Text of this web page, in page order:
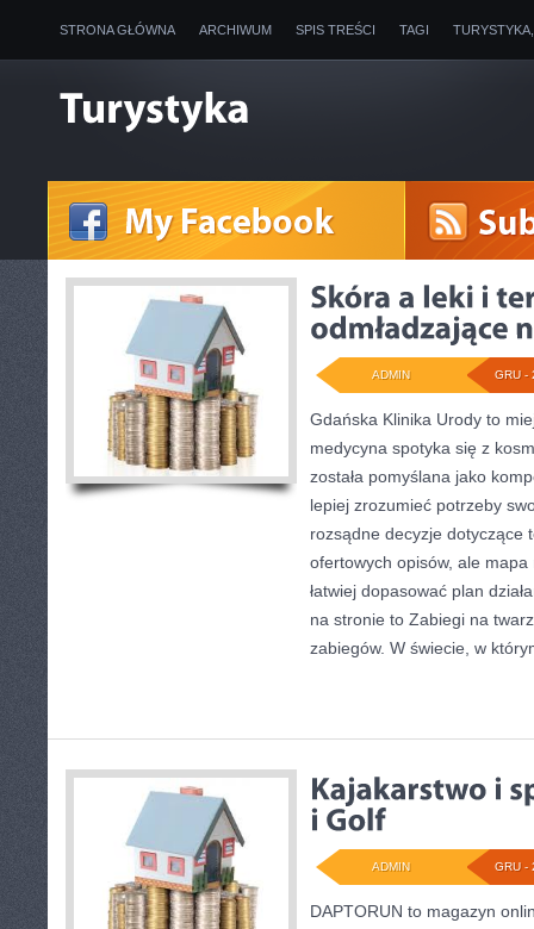
STRONA GŁÓWNA ARCHIWUM SPIS TREŚCI TAGI
GRU -
ADMIN
Gdańska Klinika Urody to
medycyna spotyka się z
została pomyślana jako
lepiej zrozumieć potrzeby
rozsądne decyzje dotyczące
ofertowych opisów, ale
łatwiej dopasować plan
na stronie to Zabiegi na
zabiegów. W świecie, w
GRU -
ADMIN
DAPTORUN to magazyn